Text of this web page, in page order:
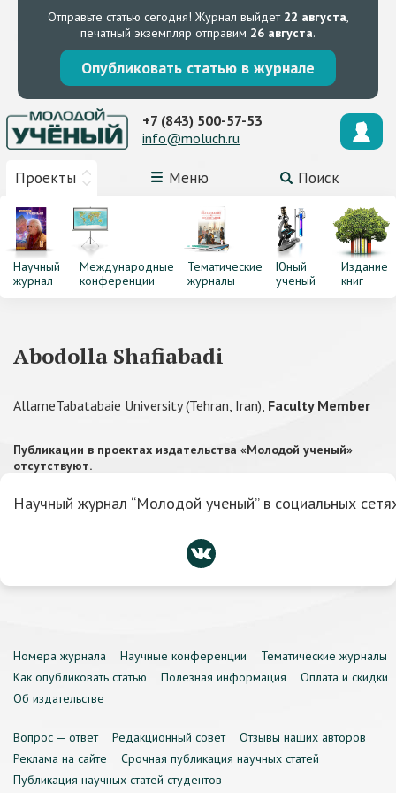
Отправьте статью сегодня! Журнал выйдет 22 августа,
печатный экземпляр отправим 26 августа.
Опубликовать статью в журнале
Проекты Меню Поиск
+7 (843) 500-57-53
info@moluch.ru
Научный
журнал
Международные
конференции
Тематические
журналы
Юный
ученый
Издание
книг
Abodolla Shafiabadi
AllameTabatabaie University (Tehran, Iran), Faculty Member
Публикации в проектах издательства «Молодой ученый»
отсутствуют.
Научный журнал “Молодой ученый” в социальных
Номера журнала Научные конференции
Тематические журналы
Как опубликовать статью
Полезная информация
Оплата и скидки
Об издательстве
Вопрос — ответ Редакционный совет
Отзывы наших авторов
Реклама на сайте
Срочная публикация научных статей
Публикация научных статей студентов